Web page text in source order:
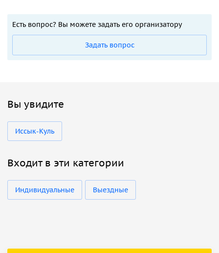
Есть вопрос? Вы можете задать его организатору
Задать вопрос
Вы увидите
Иссык-Куль
Входит в эти категории
Индивидуальные Выездные